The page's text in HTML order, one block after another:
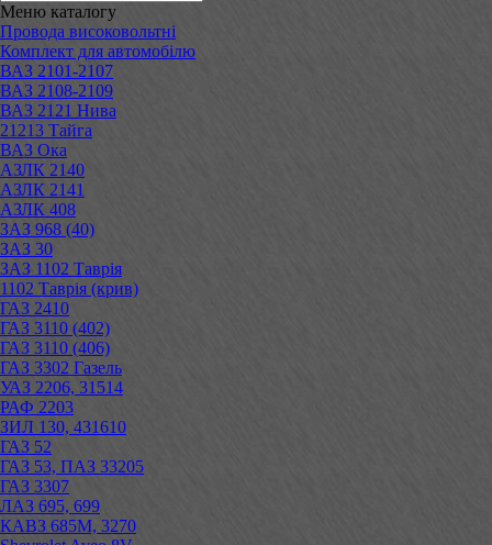
Меню каталогу
Провода високовольтні
Комплект для автомобілю
ВАЗ 2101-2107
ВАЗ 2108-2109
ВАЗ 2121 Нива
21213 Тайга
ВАЗ Ока
АЗЛК 2140
АЗЛК 2141
АЗЛК 408
ЗАЗ 968 (40)
ЗАЗ 30
ЗАЗ 1102 Таврія
1102 Таврія (крив)
ГАЗ 2410
ГАЗ 3110 (402)
ГАЗ 3110 (406)
ГАЗ 3302 Газель
УАЗ 2206, 31514
РАФ 2203
ЗИЛ 130, 431610
ГАЗ 52
ГАЗ 53, ПАЗ 33205
ГАЗ 3307
ЛАЗ 695, 699
КАВЗ 685М, 3270